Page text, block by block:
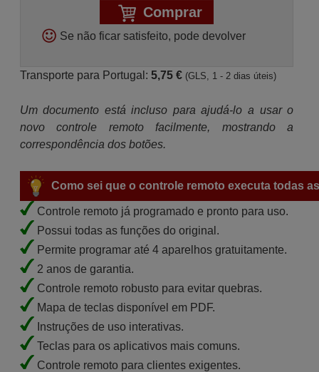
Comprar
Se não ficar satisfeito, pode devolver
Transporte para Portugal: 5,75 € (GLS, 1 - 2 dias úteis)
Um documento está incluso para ajudá-lo a usar o
novo controle remoto facilmente, mostrando a
correspondência dos botões.
Como sei que o controle remoto executa todas
Controle remoto já programado e pronto para uso.
Possui todas as funções do original.
Permite programar até 4 aparelhos gratuitamente.
2 anos de garantia.
Controle remoto robusto para evitar quebras.
Mapa de teclas disponível em PDF.
Instruções de uso interativas.
Teclas para os aplicativos mais comuns.
Controle remoto para clientes exigentes.